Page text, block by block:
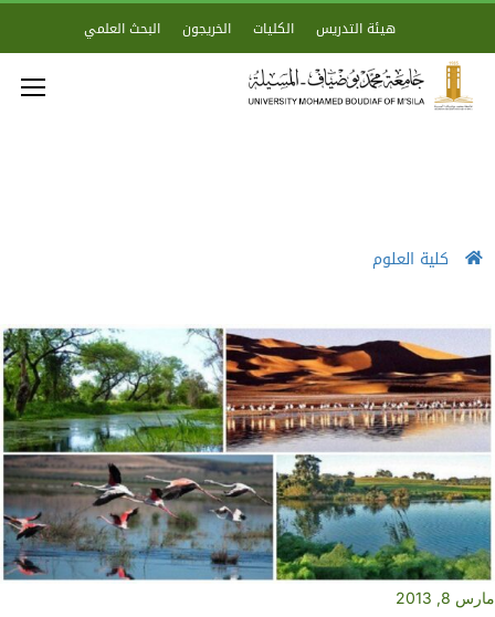
هيئة التدريس الكليات الخريجون البحث العلمي
كلية العلوم
مارس 8, 2013